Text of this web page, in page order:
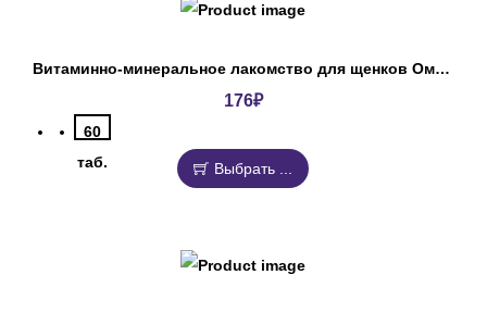
Витаминно-минеральное лакомство для щенков Омега Нео+
176₽
60
таб.
Выбрать ...